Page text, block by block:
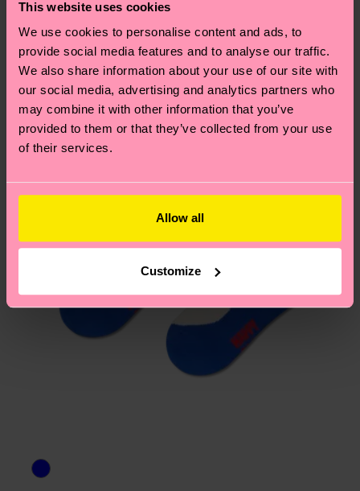
This website uses cookies
We use cookies to personalise content and ads, to
provide social media features and to analyse our traffic.
We also share information about your use of our site with
our social media, advertising and analytics partners who
may combine it with other information that you’ve
provided to them or that they’ve collected from your use
of their services.
Allow all
Customize
findest du auf unsererNachhaltigkeitsseite
deine Bestellung versandt wurde. Bitte bedenke,
dass es sich hierbei um einen Richtwert handelt
und die genaue Lieferzeit von der lokalen Post in
deinem Land abhängt.
Du hast Fragen zu einer Retoure? In unserem
Hilfebereich im ArtikelRetourenfindest du die
am häufigsten gestellten Fragen.
Ähnliche muster